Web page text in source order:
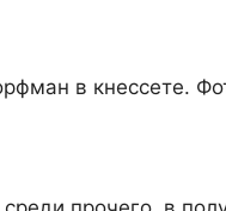
в кнессете.